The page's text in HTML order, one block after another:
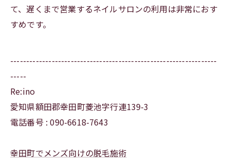
て、遅くまで営業するネイルサロンの利用は非常におす
すめです。
-----------------------------------------------------------------
-----
Re:ino
愛知県額田郡幸田町菱池字行連139-3
電話番号 : 090-6618-7643
幸田町でメンズ向けの脱毛施術